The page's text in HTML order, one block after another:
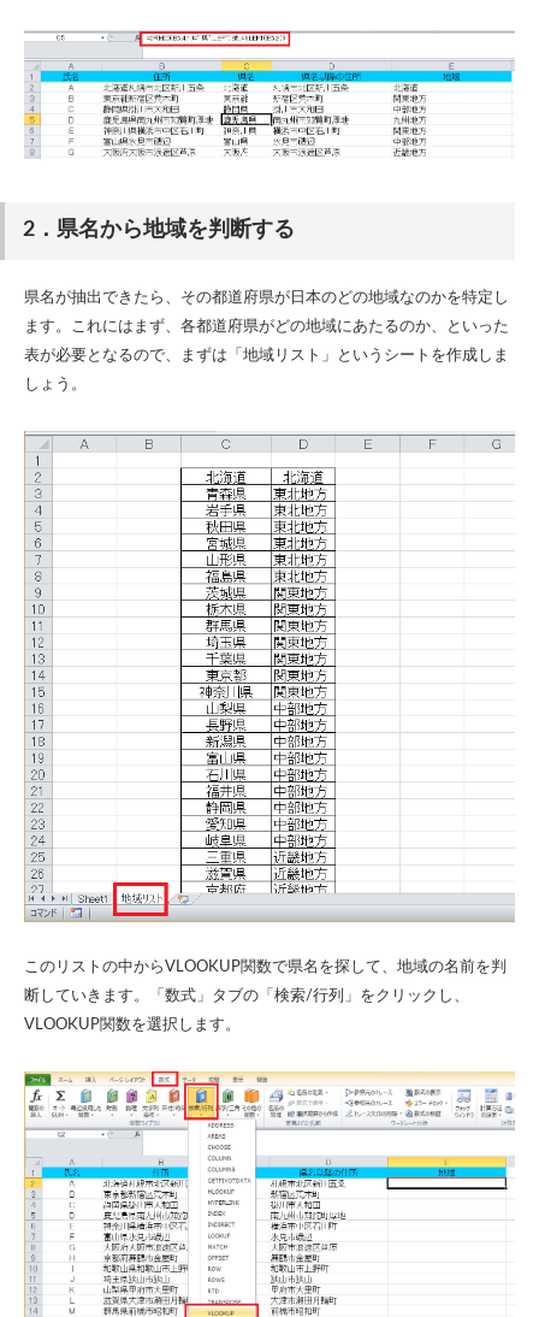
2．県名から地域を判断する
県名が抽出できたら、その都道府県が日本のどの地域なのかを特定し
ます。これにはまず、各都道府県がどの地域にあたるのか、といった
表が必要となるので、まずは「地域リスト」というシートを作成しま
しょう。
このリストの中からVLOOKUP関数で県名を探して、地域の名前を判
断していきます。「数式」タブの「検索/行列」をクリックし、
VLOOKUP関数を選択します。